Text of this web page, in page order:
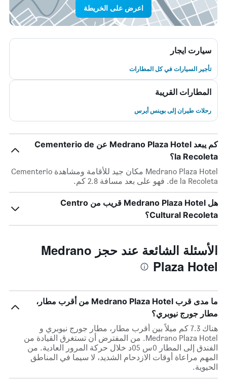
اعرض على الخريطة
سيارت ايجار
تأجير السيارات في كل المطارات
المطارات القريبة
رحلات طيران إلى بوينس أيرس
كم يبعد Medrano Plaza Hotel عن Cementerio de
la Recoleta؟
Medrano Plaza Hotel مكان جيد للأقامة ومشاهدة Cementerio
de la Recoleta. فهو على بعد مسافة 2.8 كم.
هل Medrano Plaza Hotel قريب من Centro
Cultural Recoleta؟
الأسئلة الشائعة عند حجز Medrano
Plaza Hotel
ما مدى قرب Medrano Plaza Hotel من أقرب مطار،
مطار جورج نيوبري؟
هناك 7.3 كم ميلاً بين أقرب مطار، مطار جورج نيوبري و
Medrano Plaza Hotel. من المفترض أن تستغرق القيادة من
الفندق إلى المطار 0س 05د خلال حركة المرور العادية. من
المهم مراعاة أوقات الازدحام الشديد، لا سيما في المناطق
الحيوية.